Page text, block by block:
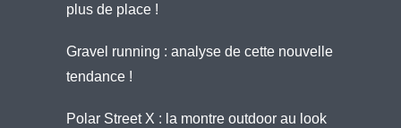
plus de place !
Gravel running : analyse de cette nouvelle
tendance !
Polar Street X : la montre outdoor au look